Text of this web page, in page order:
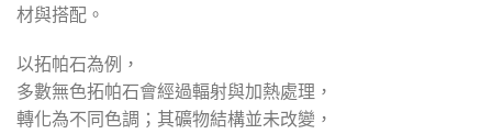
材與搭配。
以拓帕石為例，
多數無色拓帕石會經過輻射與加熱處理，
轉化為不同色調；其礦物結構並未改變，